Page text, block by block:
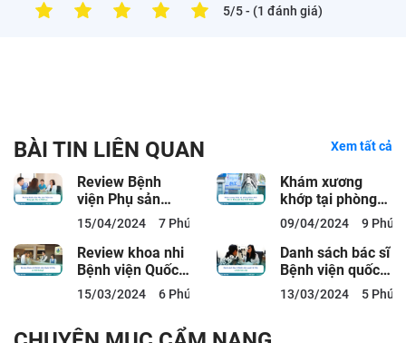
5/5- (1 đánh giá)
BÀI TIN LIÊN QUAN Xem tất cả
Review Bệnh
viện Phụ sản
Thiện An: Bảng
giá, Bác sĩ, Dịch
vụ
15/04/2024 7 Phút đọc
Khám xương
khớp tại phòng
khám ACC: Bác
sĩ, Bảng giá,
Quy...
09/04/2024 9 Phút
Review khoa nhi
Bệnh viện Quốc
tế City có tốt
không?
15/03/2024 6 Phút đọc
Danh sách bác sĩ
Bệnh viện quốc
tế City và lịch
làm việc
13/03/2024 5 Phút